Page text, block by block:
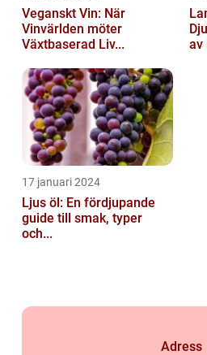
Veganskt Vin: När
Vinvärlden möter
Växtbaserad Liv...
av
17 januari 2024
Ljus öl: En fördjupande
guide till smak, typer
och...
Adress